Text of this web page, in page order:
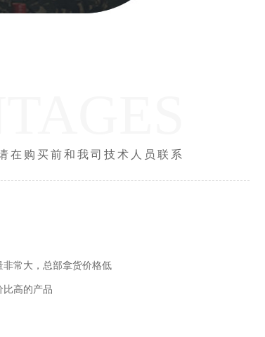
在购买前和我司技术人员联系
低